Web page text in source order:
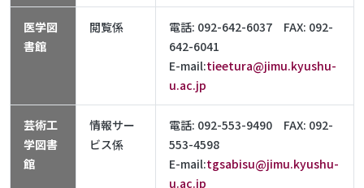
医学図
書館
閲覧係
電話: 092-642-6037 FAX: 092-
642-6041
E-mail:tieetura@jimu.kyushu-
u.ac.jp
芸術工
学図書
館
情報サー
ビス係
電話: 092-553-9490 FAX: 092-
553-4598
E-mail:tgsabisu@jimu.kyushu-
u.ac.jp